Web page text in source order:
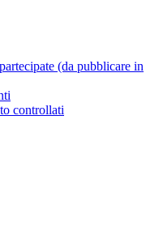
(da pubblicare in
controllati